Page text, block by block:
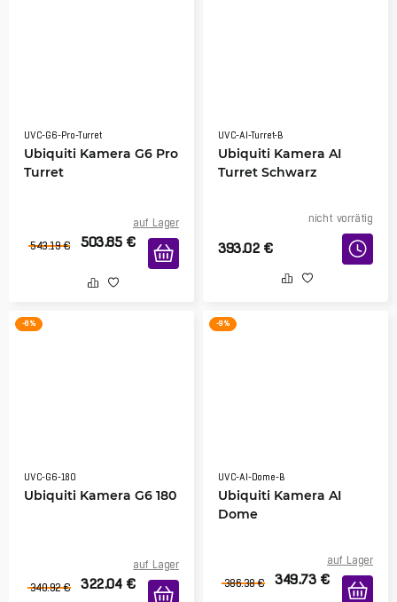
UVC-G6-Pro-Turret
Ubiquiti Kamera G6 Pro
Turret
auf Lager
543.19 € 503.85 €
UVC-AI-Turret-B
Ubiquiti Kamera AI
Turret Schwarz
nicht vorrätig
393.02 €
-6 %
UVC-G6-180
Ubiquiti Kamera G6 180
auf Lager
340.92 € 322.04 €
-9 %
UVC-AI-Dome-B
Ubiquiti Kamera AI
Dome
auf Lager
386.38 € 349.73 €